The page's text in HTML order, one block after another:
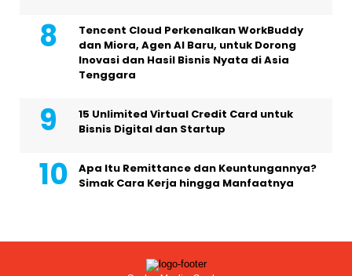
Tencent Cloud Perkenalkan WorkBuddy
dan Miora, Agen AI Baru, untuk Dorong
Inovasi dan Hasil Bisnis Nyata di Asia
Tenggara
15 Unlimited Virtual Credit Card untuk
Bisnis Digital dan Startup
Apa Itu Remittance dan Keuntungannya?
Simak Cara Kerja hingga Manfaatnya